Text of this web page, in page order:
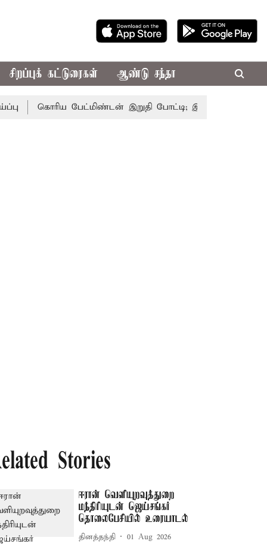
சிறப்புக் கட்டுரைகள் ஆண்டு சந்தா
கொரிய பேட்மிண்டன் இறுதி போட்டி; இந்திய வீராங்கனை
Stories
ஈரான் வெளியுறவுத்துறை
மந்திரியுடன் ஜெய்சங்கர்
தொலைபேசியில் உரையாடல்
தினத்தந்தி 01 Aug 2026